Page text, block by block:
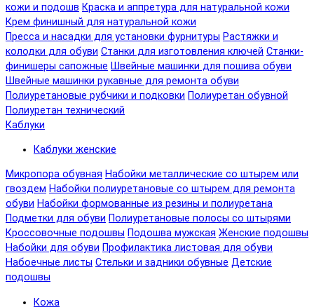
кожи и подошв Краска и аппретура для натуральной кожи
Крем финишный для натуральной кожи
Пресса и насадки для установки фурнитуры Растяжки и
колодки для обуви Станки для изготовления ключей Станки-
финишеры сапожные Швейные машинки для пошива обуви
Швейные машинки рукавные для ремонта обуви
Полиуретановые рубчики и подковки Полиуретан обувной
Полиуретан технический
Каблуки
Каблуки женские
Микропора обувная Набойки металлические со штырем или
гвоздем Набойки полиуретановые со штырем для ремонта
обуви Набойки формованные из резины и полиуретана
Подметки для обуви Полиуретановые полосы со штырями
Кроссовочные подошвы Подошва мужская Женские подошвы
Набойки для обуви Профилактика листовая для обуви
Набоечные листы Стельки и задники обувные Детские
подошвы
Кожа